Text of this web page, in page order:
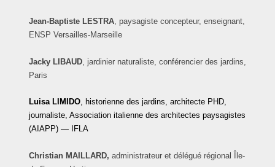
Jean-Baptiste LESTRA, paysagiste concepteur, enseignant,
ENSP Versailles-Marseille
Jacky LIBAUD, jardinier naturaliste, conférencier des jardins,
Paris
Luisa LIMIDO, historienne des jardins, architecte PHD,
journaliste, Association italienne des architectes paysagistes
(AIAPP) — IFLA
Christian MAILLARD, administrateur et délégué régional Île-